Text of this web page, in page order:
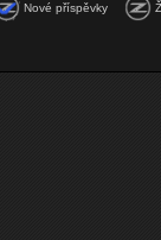
Nové příspěvky